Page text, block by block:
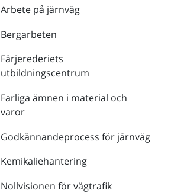
Arbete på järnväg
Bergarbeten
Färjerederiets
utbildningscentrum
Farliga ämnen i material och
varor
Godkännandeprocess för järnväg
Kemikaliehantering
Nollvisionen för vägtrafik